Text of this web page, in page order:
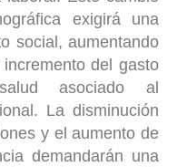
exigirá una
social, aumentando
del gasto
asociado al
La disminución
y el aumento de
demandarán una